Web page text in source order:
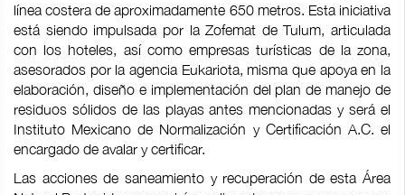
línea costera de aproximadamente 650 metros. Esta iniciativa
está siendo impulsada por la Zofemat de Tulum, articulada
con los hoteles, así como empresas turísticas de la zona,
asesorados por la agencia Eukariota, misma que apoya en la
elaboración, diseño e implementación del plan de manejo de
residuos sólidos de las playas antes mencionadas y será el
Instituto Mexicano de Normalización y Certificación A.C. el
encargado de avalar y certificar.
Las acciones de saneamiento y recuperación de esta Área